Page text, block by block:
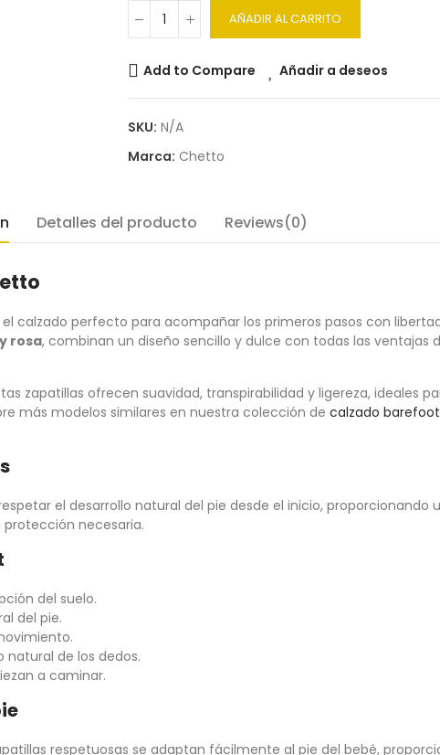
AÑADIR AL CARRITO
Add to Compare Añadir a deseos
SKU: N/A
Marca: Chetto
Detalles del producto Reviews(0)
el calzado perfecto para acompañar los primeros pasos con
rosa, combinan un diseño sencillo y dulce con todas las ventajas
zapatillas ofrecen suavidad, transpirabilidad y ligereza, ideales
más modelos similares en nuestra colección de calzado
el desarrollo natural del pie desde el inicio, proporcionando
necesaria.
del suelo.
del pie.
natural de los dedos.
a caminar.
respetuosas se adaptan fácilmente al pie del bebé,